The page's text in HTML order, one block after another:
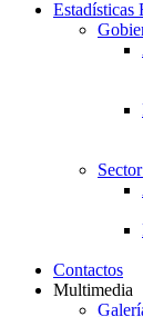
Estadísticas
Contactos
Multimedia